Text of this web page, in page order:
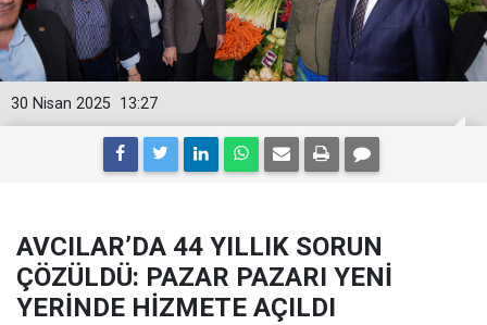
13:27
30 Nisan 2025
AVCILAR’DA 44 YILLIK SORUN
ÇÖZÜLDÜ: PAZAR PAZARI YENİ
YERİNDE HİZMETE AÇILDI